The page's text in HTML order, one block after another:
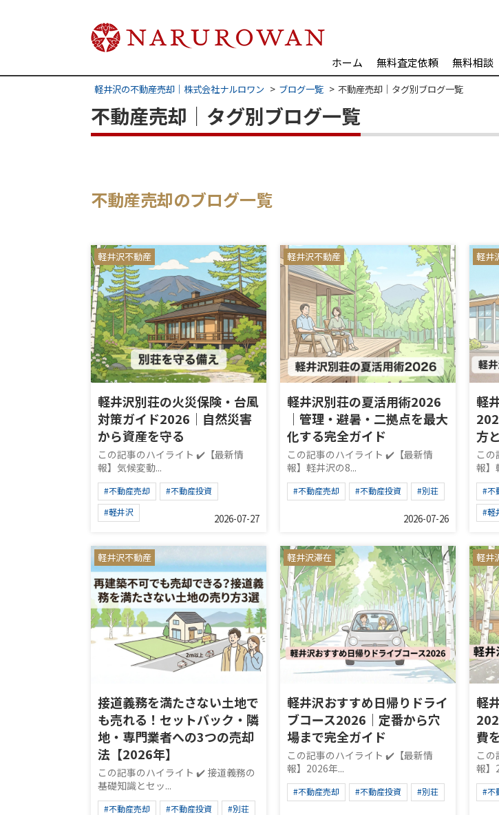
ホーム 無料査定依頼 無料相談
軽井沢の不動産売却｜株式会社ナルロワン ブログ一覧 不動産売却｜タグ別ブログ一覧
不動産売却｜タグ別ブログ一覧
不動産売却のブログ一覧
軽井沢不動産
軽井沢別荘の火災保険・台風
対策ガイド2026｜自然災害
から資産を守る
この記事のハイライト ✔️【最新情
報】気候変動...
#不動産売却
#不動産投資
#軽井沢
2026-07-27
軽井沢不動産
軽井沢別荘の夏活用術2026
｜管理・避暑・二拠点を最大
化する完全ガイド
この記事のハイライト ✔️【最新情
報】軽井沢の8...
#不動産売却 #不動産投資 #別荘
2026-07-26
軽井
軽
方
こ
報】
#不
#軽
軽井沢不動産
接道義務を満たさない土地で
も売れる！セットバック・隣
地・専門業者への3つの売却
法【2026年】
この記事のハイライト ✔️ 接道義務の
基礎知識とセッ...
#不動産売却 #不動産投資 #別荘
軽井沢滞在
軽井沢おすすめ日帰りドライ
ブコース2026｜定番から穴
場まで完全ガイド
この記事のハイライト ✔️【最新情
報】2026年...
#不動産売却 #不動産投資 #別荘
軽井
軽
費
こ
報】
#不